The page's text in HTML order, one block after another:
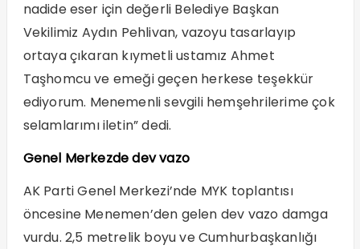
nadide eser için değerli Belediye Başkan
Vekilimiz Aydın Pehlivan, vazoyu tasarlayıp
ortaya çıkaran kıymetli ustamız Ahmet
Taşhomcu ve emeği geçen herkese teşekkür
ediyorum. Menemenli sevgili hemşehrilerime çok
selamlarımı iletin” dedi.
Genel Merkezde dev vazo
AK Parti Genel Merkezi’nde MYK toplantısı
öncesine Menemen’den gelen dev vazo damga
vurdu. 2,5 metrelik boyu ve Cumhurbaşkanlığı